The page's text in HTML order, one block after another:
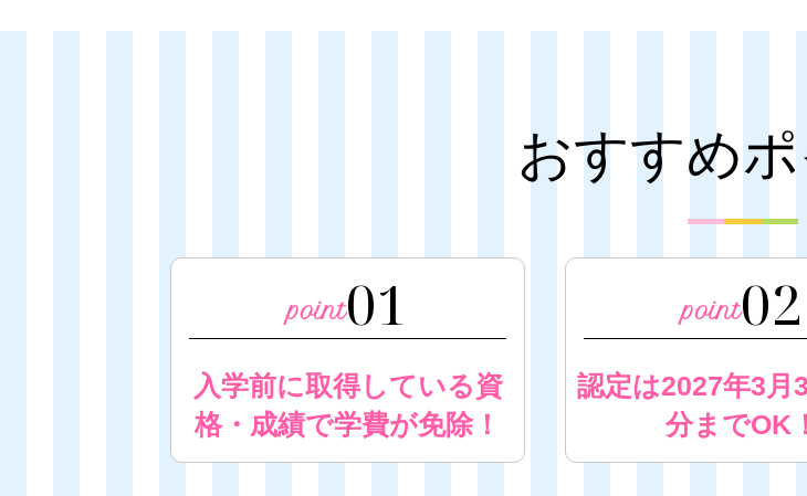
おすすめ
01
入学前に取得している資
格・成績で学費が免除！
02
認定は2027年3月
分までOK！